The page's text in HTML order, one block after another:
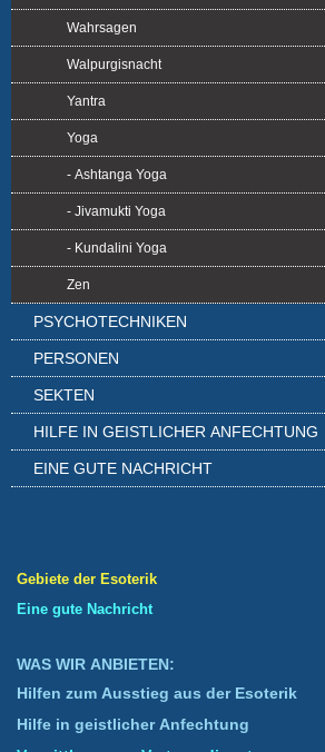
Wahrsagen
Walpurgisnacht
Yantra
Yoga
- Ashtanga Yoga
- Jivamukti Yoga
- Kundalini Yoga
Zen
PSYCHOTECHNIKEN
PERSONEN
SEKTEN
HILFE IN GEISTLICHER ANFECHTUNG
EINE GUTE NACHRICHT
Gebiete der Esoterik
Eine gute Nachricht
WAS WIR ANBIETEN:
Hilfen zum Ausstieg aus der Esoterik
Hilfe in geistlicher Anfechtung